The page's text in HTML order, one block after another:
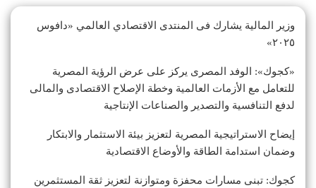
وزير المالية يشارك فى المنتدى الاقتصادي العالمي «دافوس
٢٠٢٥»
«كجوك»: الوفد المصرى يركز على عرض الرؤية المصرية
للتعامل مع الأزمات العالمية وخطة الإصلاح الاقتصادى والمالى
لدفع التنافسية والتصدير والصناعات الإنتاجية
إيضاح الاستراتيجية المصرية لتعزيز بيئة الاستثمار والابتكار
وضمان استدامة الطاقة والأوضاع الاقتصادية
كجوك: تبنى مسارات محفزة ومتوازنة لتعزيز ثقة المستثمرين